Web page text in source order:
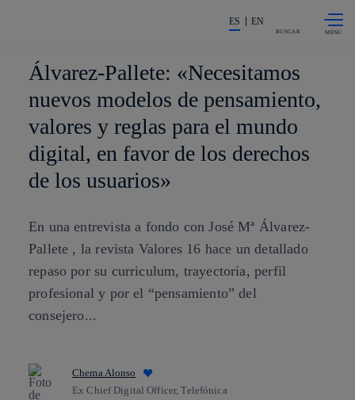
La acción en accionistas e
ES EN
BUSCAR
Álvarez-Pallete: «Necesitamos
nuevos modelos de pensamiento,
valores y reglas para el mundo
digital, en favor de los derechos
de los usuarios»
En una entrevista a fondo con José Mª Álvarez-
Pallete , la revista Valores 16 hace un detallado
repaso por su curriculum, trayectoria, perfil
profesional y por el “pensamiento” del
consejero...
Chema Alonso
Ex Chief Digital Officer, Telefónica